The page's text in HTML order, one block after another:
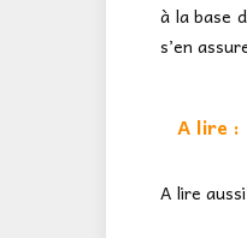
à la base
s’en
A lire :
A lire